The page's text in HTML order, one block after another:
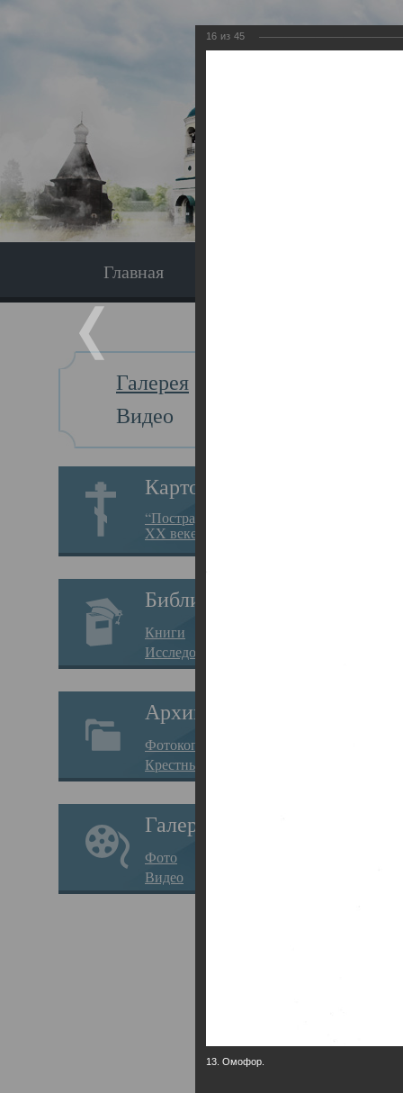
Главная
Галерея
Видео
Картотека
“Пострадавшие за веру в
XX веке на Севере”
Библиотека
Книги
Исследования
Архив
Фотокопии дел
Крестные ходы
Галерея
Фото
Видео
16 из 45
13. Омофор.